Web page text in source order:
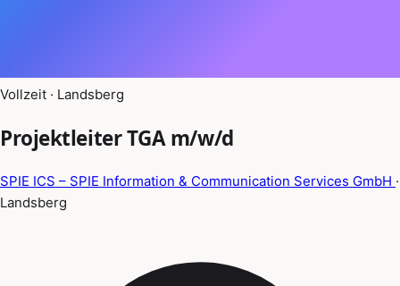
Vollzeit · Landsberg
Projektleiter TGA m/w/d
SPIE ICS – SPIE Information & Communication Services GmbH ·
Landsberg